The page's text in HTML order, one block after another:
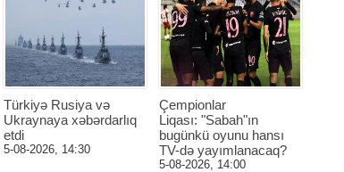
Türkiyə Rusiya və
Ukraynaya xəbərdarlıq
etdi
5-08-2026, 14:30
Çempionlar
Liqası: "Sabah"ın
bugünkü oyunu hansı
TV-də yayımlanacaq?
5-08-2026, 14:00